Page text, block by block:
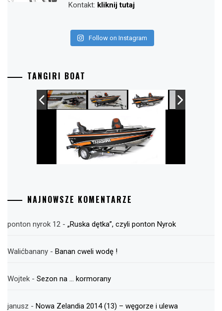
Kontakt: kliknij tutaj
Follow on Instagram
TANGIRI BOAT
NAJNOWSZE KOMENTARZE
ponton nyrok 12 - „Ruska dętka”, czyli ponton Nyrok
Walićbanany - Banan cweli wodę !
Wojtek - Sezon na … kormorany
janusz - Nowa Zelandia 2014 (13) – węgorze i ulewa